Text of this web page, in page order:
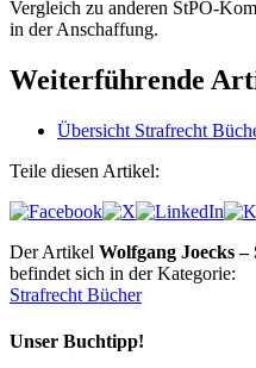
Vergleich zu anderen StPO-
in der Anschaffung.
Weiterführende
Übersicht Strafrecht
Teile diesen Artikel:
Der Artikel Wolfgang Joecks
befindet sich in der Kategorie:
Strafrecht Bücher
Unser Buchtipp!